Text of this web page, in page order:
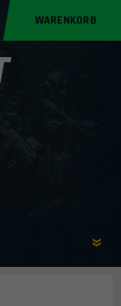
WARENKORB